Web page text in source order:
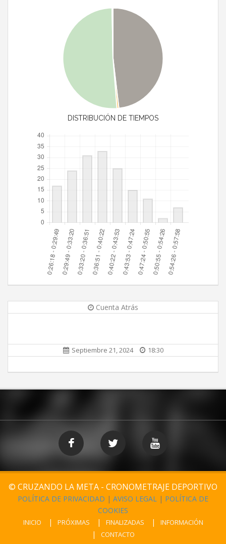
DISTRIBUCIÓN DE TIEMPOS
Cuenta Atrás
Septiembre 21, 2024 18:30
© CRUZANDO LA META - CRONOMETRAJE DEPORTIVO
POLÍTICA DE PRIVACIDAD | AVISO LEGAL | POLÍTICA DE
COOKIES
INICIO PRÓXIMAS FINALIZADAS
INFORMACIÓN
CONTACTO